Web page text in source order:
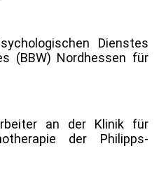
Dienstes
(BBW) Nordhessen für
an der Klinik für
der Philipps-